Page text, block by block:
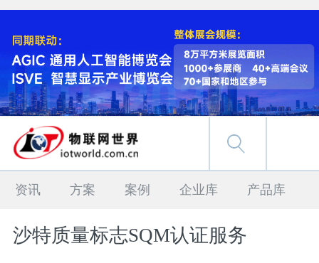
资讯 方案 案例 企业库 产品库
沙特质量标志SQM认证服务